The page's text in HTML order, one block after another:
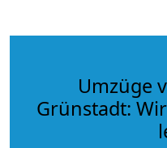
Umzüge
Grünstadt: